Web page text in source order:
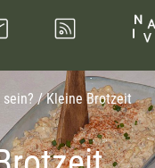
/ Kleine Brotzeit